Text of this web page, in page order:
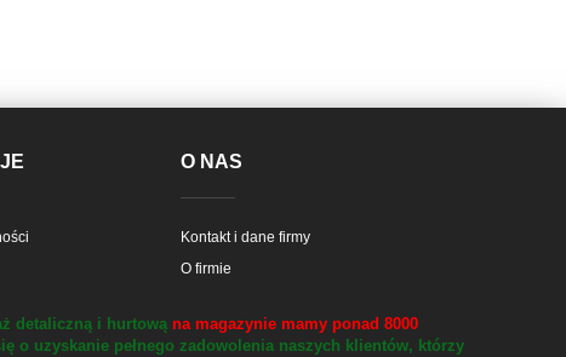
O NAS
Kontakt i dane firmy
O firmie
detaliczną i hurtową na magazynie mamy ponad 8000
o uzyskanie pełnego zadowolenia naszych klientów, którzy